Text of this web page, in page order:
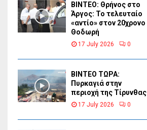
ΒΙΝΤΕΟ: Θρήνος στο
Άργος: Το τελευταίο
«αντίο» στον 20χρονο
Θοδωρή
17 July 2026 0
ΒΙΝΤΕΟ ΤΩΡΑ:
Πυρκαγιά στην
περιοχή της Τίρυνθας
17 July 2026 0